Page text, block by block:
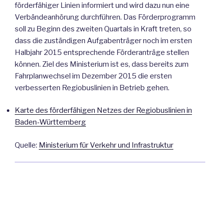
förderfähiger Linien informiert und wird dazu nun eine
Verbändeanhörung durchführen. Das Förderprogramm
soll zu Beginn des zweiten Quartals in Kraft treten, so
dass die zuständigen Aufgabenträger noch im ersten
Halbjahr 2015 entsprechende Förderanträge stellen
können. Ziel des Ministerium ist es, dass bereits zum
Fahrplanwechsel im Dezember 2015 die ersten
verbesserten Regiobuslinien in Betrieb gehen.
Karte des förderfähigen Netzes der Regiobuslinien in
Baden-Württemberg
Quelle: Ministerium für Verkehr und Infrastruktur